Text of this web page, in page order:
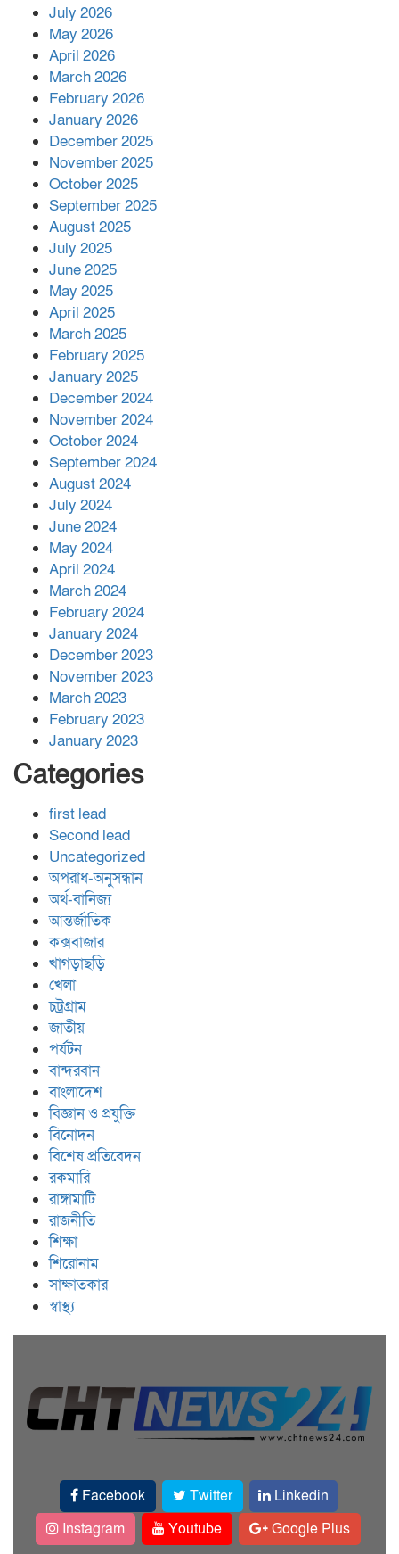
পর ফোন তারেক রহমানের,গ্যাস সঙ্কট
সহায়তা দিলেন সাচিং প্রু জেরী
July 2026
May 2026
April 2026
March 2026
February 2026
January 2026
December 2025
November 2025
October 2025
September 2025
August 2025
July 2025
June 2025
May 2025
April 2025
March 2025
February 2025
January 2025
December 2024
November 2024
October 2024
September 2024
August 2024
July 2024
June 2024
May 2024
April 2024
March 2024
February 2024
January 2024
December 2023
November 2023
March 2023
February 2023
January 2023
Categories
first lead
Second lead
Uncategorized
অপরাধ-অনুসন্ধান
অর্থ-বানিজ্য
আন্তর্জাতিক
কক্সবাজার
খাগড়াছড়ি
খেলা
চট্রগ্রাম
জাতীয়
পর্যটন
বান্দরবান
বাংলাদেশ
বিজ্ঞান ও প্রযুক্তি
বিনোদন
বিশেষ প্রতিবেদন
রকমারি
রাঙ্গামাটি
রাজনীতি
শিক্ষা
শিরোনাম
সাক্ষাতকার
স্বাস্থ্য
Facebook Twitter
Linkedin
Instagram
Youtube Google Plus